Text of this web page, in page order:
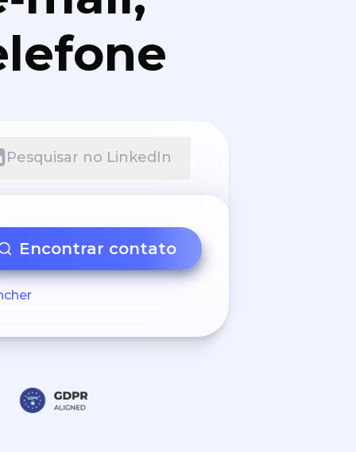
Pesquisar no LinkedIn
Encontrar contato